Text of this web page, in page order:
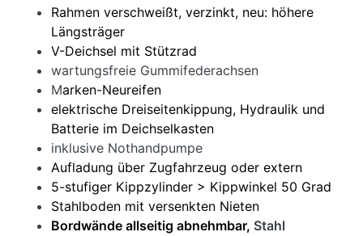
Rahmen verschweißt, verzinkt, neu: höhere
Längsträger
V-Deichsel mit Stützrad
wartungsfreie Gummifederachsen
Marken-Neureifen
elektrische Dreiseitenkippung, Hydraulik und
Batterie im Deichselkasten
inklusive Nothandpumpe
Aufladung über Zugfahrzeug oder extern
5-stufiger Kippzylinder > Kippwinkel 50 Grad
Stahlboden mit versenkten Nieten
Bordwände allseitig abnehmbar, Stahl